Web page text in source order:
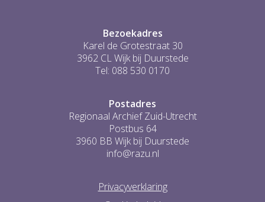
Bezoekadres
Karel de Grotestraat 30
3962 CL Wijk bij Duurstede
Tel: 088 530 0170
Postadres
Regionaal Archief Zuid-Utrecht
Postbus 64
3960 BB Wijk bij Duurstede
info@razu.nl
Privacyverklaring